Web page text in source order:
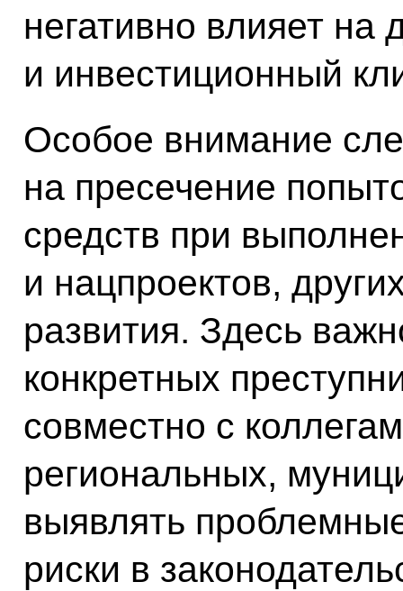
негативно влияет на
и инвестиционный
Особое внимание
на пресечение
средств при
и нацпроектов,
развития. Здесь
конкретных
совместно с
региональных,
выявлять
риски в